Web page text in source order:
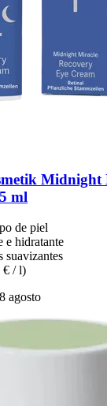
Midnight
ml
de piel
e hidratante
suavizantes
€ / l)
agosto